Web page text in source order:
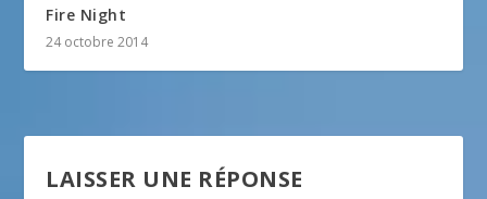
Fire Night
24 octobre 2014
LAISSER UNE RÉPONSE